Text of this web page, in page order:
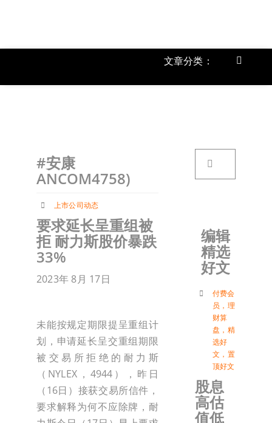
文章分类：
Toggle
#安康
ANCOM4758)
上市公司动态
要求延长呈重组被
拒 耐力斯股价暴跌
33%
2023年 8月 17日
未能按规定期限提呈重组计
划，申请延长呈交重组期限
被交易所拒绝的耐力斯
（NYLEX，4944），昨日
（16日）接获交易所信件，
要求解释为何不应除牌，耐
编辑
精选
好文
付费会
员 ， 理
财算
盘 ， 精
选好
文 ， 置
顶好文
股息
高估
值低